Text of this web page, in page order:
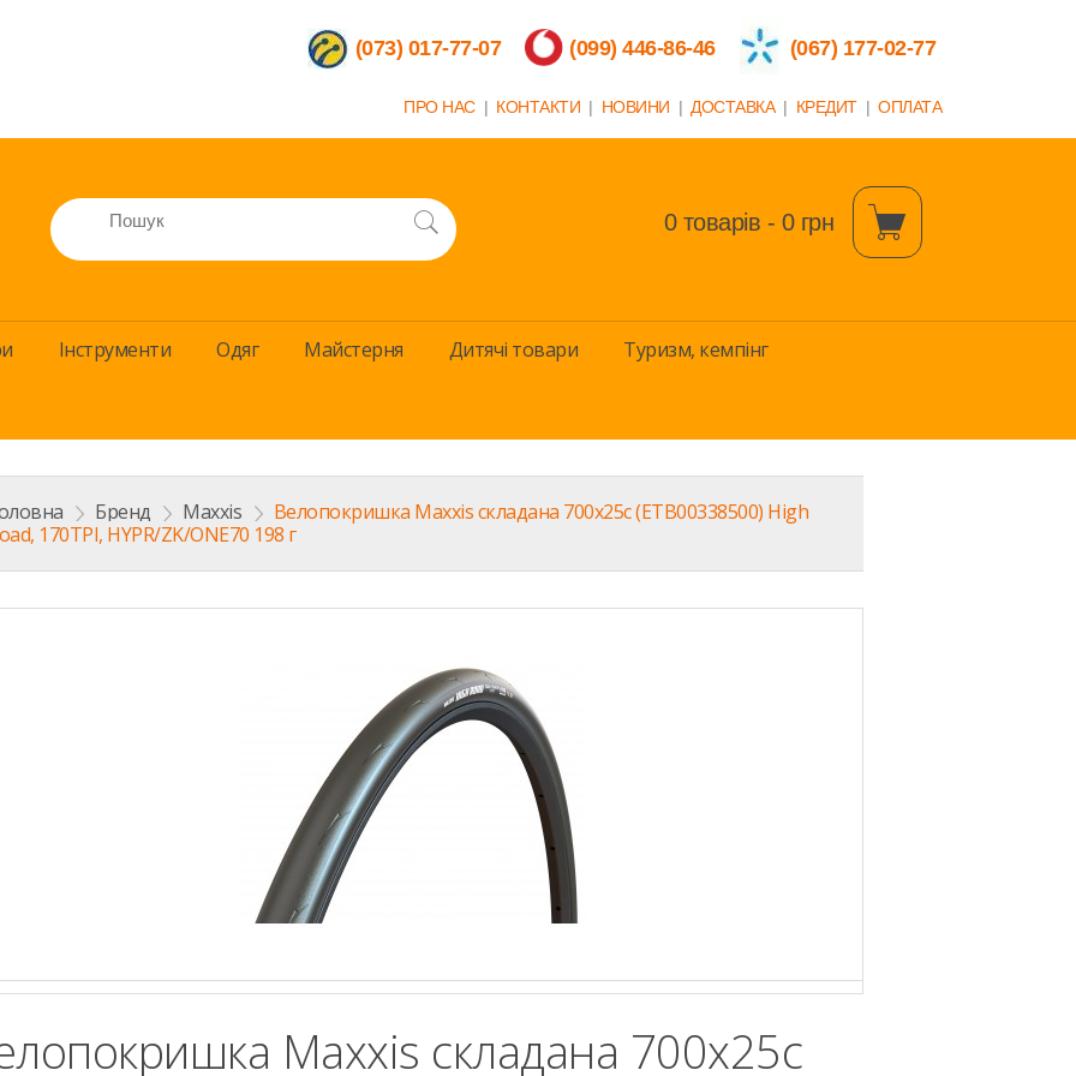
(067) 177-02-77
(099) 446-86-46
(073) 017-77-07
ПРО НАС | КОНТАКТИ | НОВИНИ | ДОСТАВКА | КРЕДИТ | ОПЛАТА
0 товарів - 0 грн
Інструменти Одяг Майстерня Дитячi товари Туризм, кемпінг
> Бренд > Maxxis > Велопокришка Maxxis складана 700x25c (ETB00338500) High
170TPI, HYPR/ZK/ONE70 198 г
Maxxis складана 700x25c